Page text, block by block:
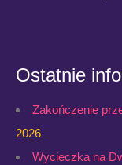
Ostatnie
Zakończenie
2026
Wycieczka na